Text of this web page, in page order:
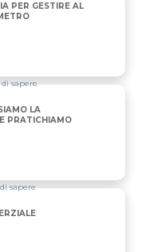
PER GESTIRE AL
LA MASCHERINA
sapere
LA
PRATICHIAMO
sapere